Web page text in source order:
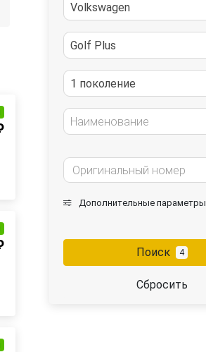
Volkswagen
Golf Plus
1 поколение
Наименование
Дополнительные параметры
Поиск 4
Сбросить